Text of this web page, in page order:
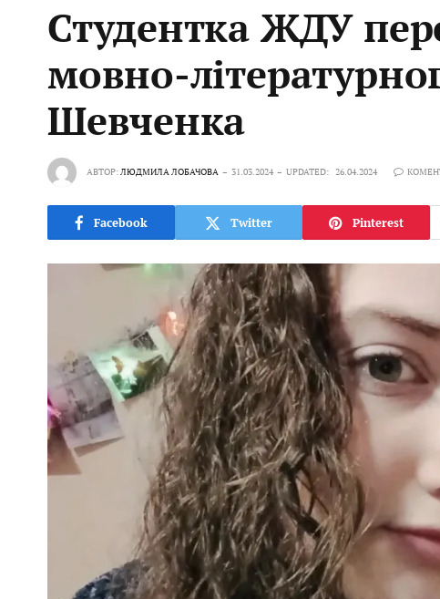
Студентка ЖДУ
мовно-
Шевченка
АВТОР: ЛЮДМИЛА ЛОБАЧОВА 31.03.2024 UPDATED: 26.04.2024
Facebook Twitter Pinterest